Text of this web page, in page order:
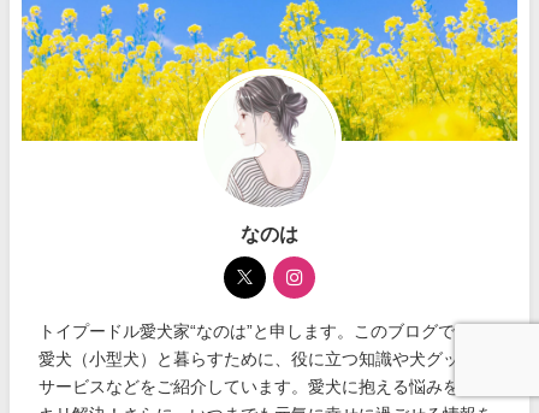
なのは
トイプードル愛犬家“なのは”と申します。このブログでは、
愛犬（小型犬）と暮らすために、役に立つ知識や犬グッズ、
サービスなどをご紹介しています。愛犬に抱える悩みをスッ